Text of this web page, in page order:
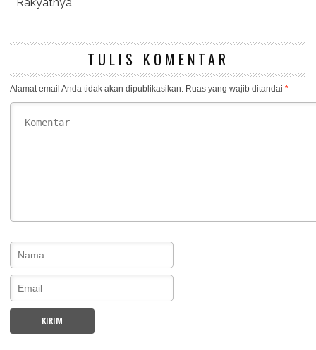
TULIS KOMENTAR
Alamat email Anda tidak akan dipublikasikan. Ruas yang wajib ditandai *